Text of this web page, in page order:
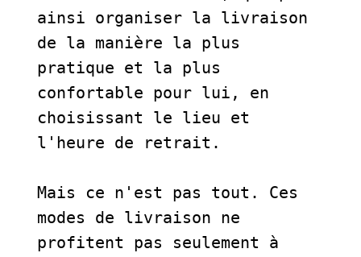
ainsi organiser la livraison
de la manière la plus
pratique et la plus
confortable pour lui, en
choisissant le lieu et
l'heure de retrait.
Mais ce n'est pas tout. Ces
modes de livraison ne
profitent pas seulement à